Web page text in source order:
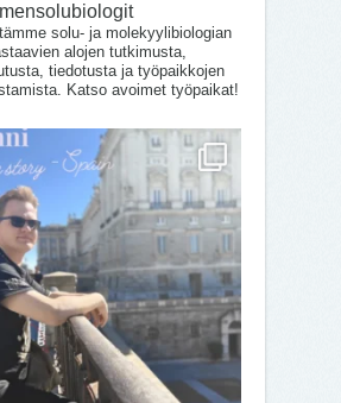
solu- ja molekyylibiologian
alojen tutkimusta,
tiedotusta ja työpaikkojen
Katso avoimet työpaikat!